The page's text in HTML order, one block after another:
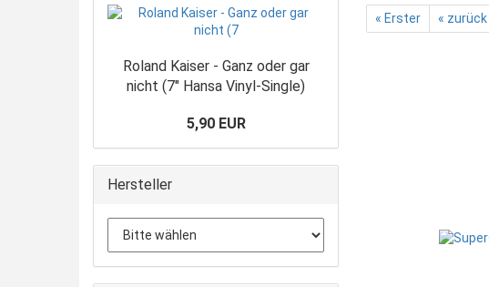
« Erster « zurück
Roland Kaiser - Ganz oder gar
nicht (7" Hansa Vinyl-Single)
5,90 EUR
Hersteller